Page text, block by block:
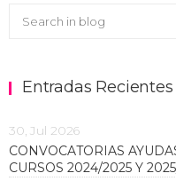
Buscar en el blog
Entradas Recientes
30, Jul 2026
CONVOCATORIAS
CURSOS 2024/2025 Y